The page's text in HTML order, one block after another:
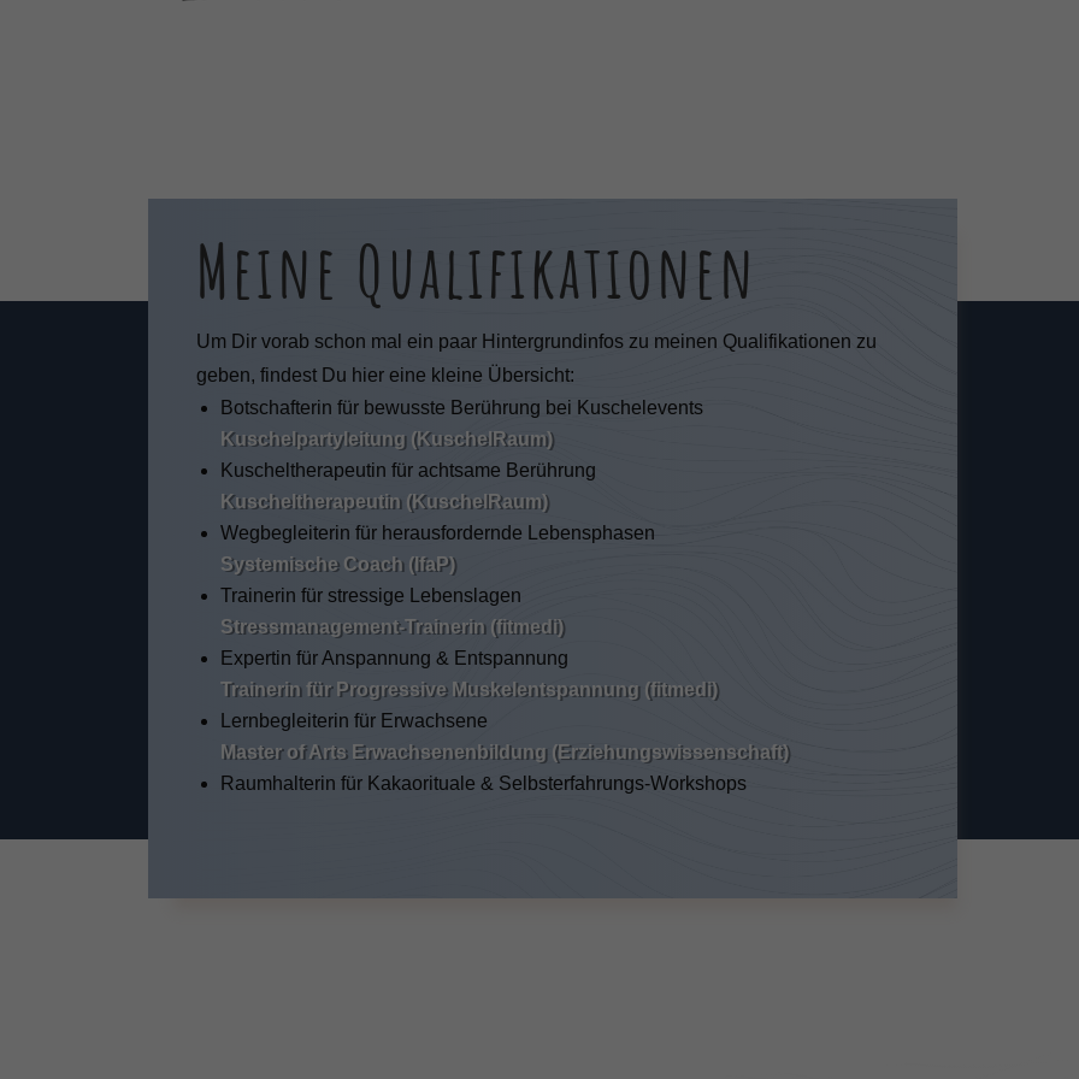
Meine Qualifikationen
Um Dir vorab schon mal ein paar Hintergrundinfos zu meinen Qualifikationen zu
geben, findest Du hier eine kleine Übersicht:
Botschafterin für bewusste Berührung bei Kuschelevents
Kuschelpartyleitung (KuschelRaum)
Kuscheltherapeutin für achtsame Berührung
Kuscheltherapeutin (KuschelRaum)
Wegbegleiterin für herausfordernde Lebensphasen
Systemische Coach (IfaP)
Trainerin für stressige Lebenslagen
Stressmanagement-Trainerin (fitmedi)
Expertin für Anspannung & Entspannung
Trainerin für Progressive Muskelentspannung (fitmedi)
Lernbegleiterin für Erwachsene
Master of Arts Erwachsenenbildung (Erziehungswissenschaft)
Raumhalterin für Kakaorituale & Selbsterfahrungs-Workshops
Datenschutzerklärung.
Cookies ermöglichen grundlegende Funktionen und sind für die einwandfreie
der Website erforderlich.
Cookie-Informationen anzeigen
Statistiken
Cookies erfassen Informationen anonym. Diese Informationen helfen uns zu
wie unsere Besucher unsere Website nutzen.
Cookie-Informationen anzeigen